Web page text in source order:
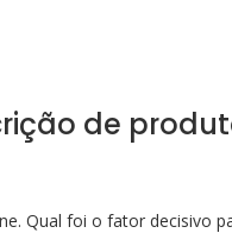
de
Qual foi o fator decisivo